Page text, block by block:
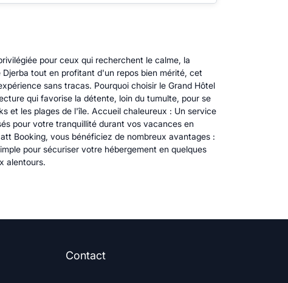
pour ceux qui recherchent le calme, la
tout en profitant d'un repos bien mérité, cet
sans tracas. Pourquoi choisir le Grand Hôtel
qui favorise la détente, loin du tumulte, pour se
et les plages de l'île. Accueil chaleureux : Un service
pour votre tranquillité durant vos vacances en
Booking, vous bénéficiez de nombreux avantages :
pour sécuriser votre hébergement en quelques
alentours.
Contact